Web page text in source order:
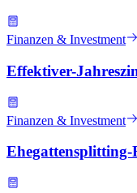
Finanzen & Investment
Effektiver-
Finanzen & Investment
Ehegattensplitting-